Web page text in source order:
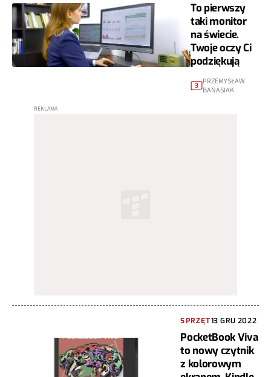
To pierwszy
taki monitor
na świecie.
Twoje oczy Ci
podziękują
3 PRZEMYSŁAW
BANASIAK
SPRZĘT13 GRU 2022
PocketBook Viva
to nowy czytnik
z kolorowym